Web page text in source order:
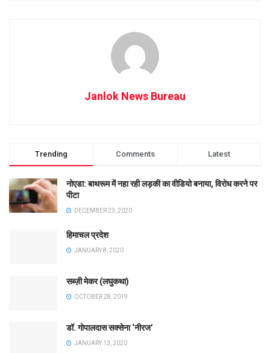
Janlok News Bureau
Trending Comments Latest
नोएडा: बाथरूम में नहा रही लड़की का वीडियो बनाया, विरोध करने पर
पीटा
DECEMBER 23, 2020
हिमाचल प्रदेश
JANUARY 8, 2020
सब्ज़ी मेकर (लघुकथा)
OCTOBER 28, 2019
डॉ. गोपालदास सक्सेना ‘नीरज’
JANUARY 13, 2020